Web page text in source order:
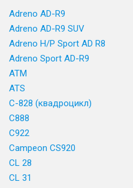
Adreno AD-R9
Adreno AD-R9 SUV
Adreno H/P Sport AD R8
Adreno Sport AD-R9
ATM
ATS
C-828 (квадроцикл)
C888
C922
Campeon CS920
CL 28
CL 31